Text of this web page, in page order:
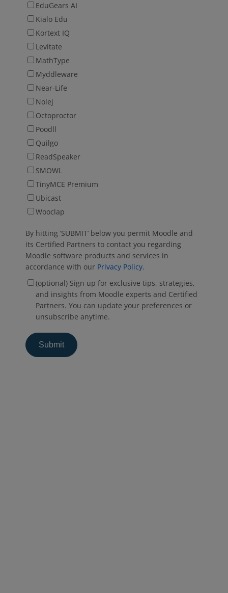
EduGears AI
Kialo Edu
Kortext IQ
Levitate
MathType
Myddleware
Near-Life
Nolej
Octoproctor
Poodll
Quilgo
ReadSpeaker
SMOWL
TinyMCE Premium
Ubicast
Wooclap
By hitting ‘SUBMIT’ below you permit Moodle and
its Certified Partners to contact you regarding
Moodle software products and services in
accordance with our Privacy Policy.
(optional) Sign up for exclusive tips, strategies,
and insights from Moodle experts and Certified
Partners. You can update your preferences or
unsubscribe anytime.